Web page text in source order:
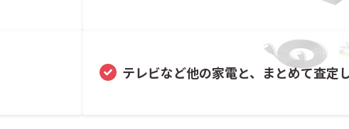
テレビなど他の家電と、まとめて査定